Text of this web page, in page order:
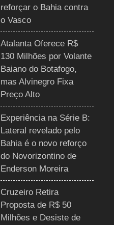
reforçar o Bahia contra
o Vasco
Atalanta Oferece R$
130 Milhões por Volante
Baiano do Botafogo,
mas Alvinegro Fixa
Preço Alto
Experiência na Série B:
Lateral revelado pelo
Bahia é o novo reforço
do Novorizontino de
Enderson Moreira
Cruzeiro Retira
Proposta de R$ 50
Milhões e Desiste de